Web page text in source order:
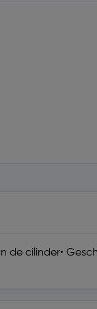
de cilinder•